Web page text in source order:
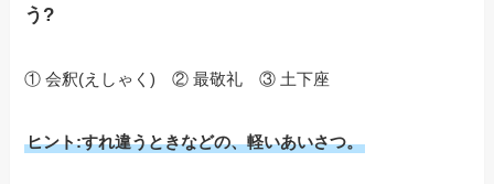
う?
① 会釈(えしゃく) ② 最敬礼 ③ 土下座
ヒント:すれ違うときなどの、軽いあいさつ。